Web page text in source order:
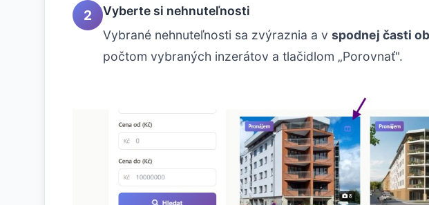
2
Vyberte si nehnuteľnosti
Vybrané nehnuteľnosti sa zvýraznia a v spodnej časti
počtom vybraných inzerátov a tlačidlom „Porovnať".